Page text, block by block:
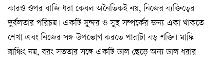
কারও ওপর বাজি ধরা কেবল অনৈতিকই নয়, নিজের ব্যক্তিত্বের
দুর্বলতার পরিচয়। একটি সুন্দর ও সুস্থ সম্পর্কের জন্য একা থাকতে
শেখা এবং নিজের সঙ্গ উপভোগ করতে পারাটা বড় শক্তি। মাঙ্কি
ব্রাঞ্চিং নয়, বরং সততার সঙ্গে একটি ডাল ছেড়ে অন্য ডাল ধরার